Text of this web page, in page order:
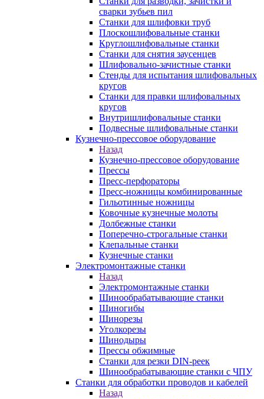
сварки зубьев пил
Станки для шлифовки труб
Плоскошлифовальные станки
Круглошлифовальные станки
Станки для снятия заусенцев
Шлифовально-зачистные станки
Стенды для испытания шлифовальных
кругов
Станки для правки шлифовальных
кругов
Внутришлифовальные станки
Подвесные шлифовальные станки
Кузнечно-прессовое оборудование
Назад
Кузнечно-прессовое оборудование
Прессы
Пресс-перфораторы
Пресс-ножницы комбинированные
Гильотинные ножницы
Ковочные кузнечные молоты
Долбежные станки
Поперечно-строгальные станки
Клепальные станки
Кузнечные станки
Электромонтажные станки
Назад
Электромонтажные станки
Шинообрабатывающие станки
Шиногибы
Шинорезы
Уголкорезы
Шинодыры
Прессы обжимные
Станки для резки DIN-реек
Шинообрабатывающие станки с ЧПУ
Станки для обработки проводов и кабелей
Назад